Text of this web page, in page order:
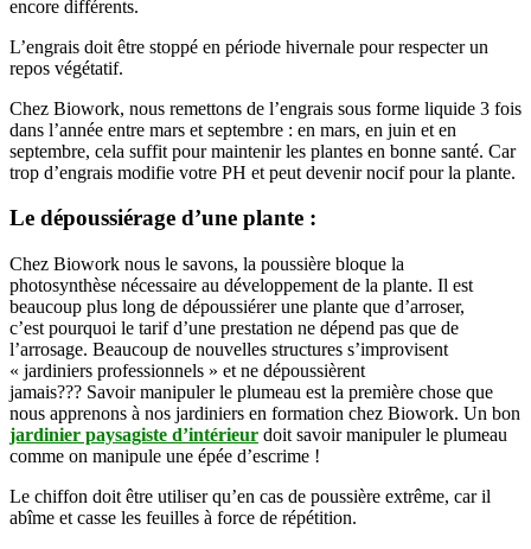
encore différents.
L’engrais doit être stoppé en période hivernale pour respecter un
repos végétatif.
Chez Biowork, nous remettons de l’engrais sous forme liquide 3 fois
dans l’année entre mars et septembre : en mars, en juin et en
septembre, cela suffit pour maintenir les plantes en bonne santé. Car
trop d’engrais modifie votre PH et peut devenir nocif pour la plante.
Le dépoussiérage d’une plante :
Chez Biowork nous le savons, la poussière bloque la
photosynthèse nécessaire au développement de la plante. Il est
beaucoup plus long de dépoussiérer une plante que d’arroser,
c’est pourquoi le tarifd’une prestation ne dépend pas que de
l’arrosage. Beaucoup de nouvelles structures s’improvisent
« jardiniers professionnels » et ne dépoussièrent
jamais??? Savoir manipulerle plumeau est la première chose que
nous apprenons à nos jardiniers en formation chez Biowork. Un bon
jardinier paysagiste d’intérieur doit savoir manipuler le plumeau
comme on manipule une épée d’escrime !
Le chiffon doit être utiliser qu’en cas de poussière extrême, caril
abîme et casse les feuilles à force de répétition.